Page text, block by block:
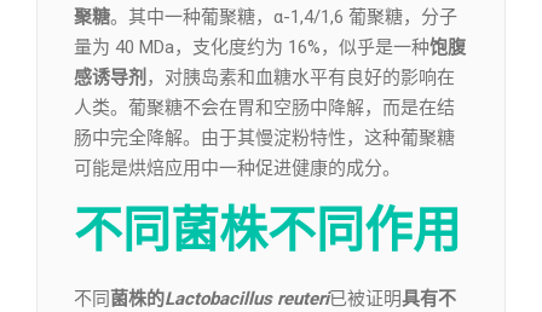
聚糖。其中一种葡聚糖，α-1,4/1,6 葡聚糖，分子
量为 40 MDa，支化度约为 16%，似乎是一种饱腹
感诱导剂 ，对胰岛素和血糖水平有良好的影响在
人类。葡聚糖不会在胃和空肠中降解，而是在结
肠中完全降解。由于其慢淀粉特性，这种葡聚糖
可能是烘焙应用中一种促进健康的成分。
不同菌株不同作用
不同 菌株的Lactobacillus reuteri已被证明具有不